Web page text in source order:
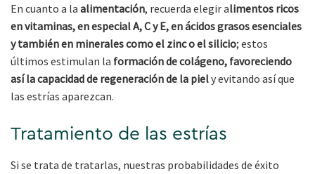
En cuanto a la alimentación, recuerda elegir alimentos ricos
en vitaminas, en especial A, C y E, en ácidos grasos esenciales
y también en minerales como el zinc o el silicio; estos
últimos estimulan la formación de colágeno, favoreciendo
así la capacidad de regeneración de la piely evitando así que
las estrías aparezcan.
Tratamiento de las estrías
Si se trata de tratarlas, nuestras probabilidades de éxito